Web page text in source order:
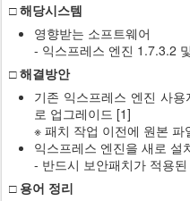
□ 해당시스템
영향받는 소프트웨어
- 익스프레스 엔진 1.7.3.2
□ 해결방안
기존 익스프레스 엔진 사
로 업그레이드 [1]
※ 패치 작업 이전에 원본 파
익스프레스 엔진을 새로 설
- 반드시 보안패치가 적용
□ 용어 정리